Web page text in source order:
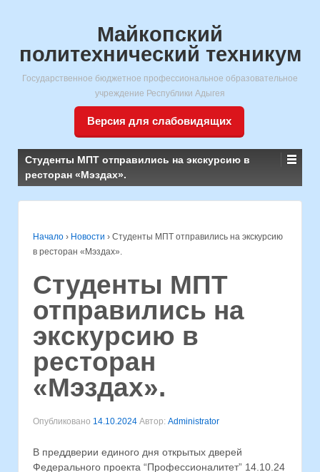
Майкопский
политехнический техникум
Государственное бюджетное профессиональное образовательное
учреждение Республики Адыгея
Версия для слабовидящих
Студенты МПТ отправились на экскурсию в
ресторан «Мэздах».
Начало › Новости › Студенты МПТ отправились на экскурсию
в ресторан «Мэздах».
Студенты МПТ
отправились на
экскурсию в
ресторан
«Мэздах».
Опубликовано 14.10.2024 Автор: Administrator
В преддверии единого дня открытых дверей
Федерального проекта “Профессионалитет” 14.10.24